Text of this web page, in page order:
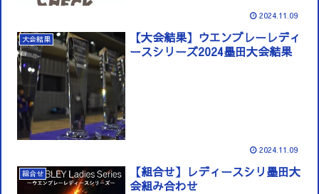
2024.11.09
大会結果
【大会結果】ウエンブレーレディ
ースシリーズ2024墨田大会結果
2024.11.09
組合せ
【組合せ】レディースシリ墨田大
会組み合わせ